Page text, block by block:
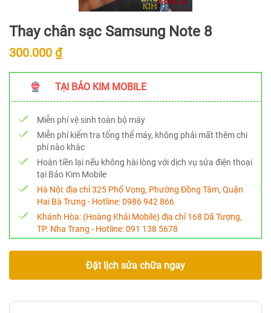
Thay chân sạc Samsung Note 8
300.000 ₫
TẠI BẢO KIM MOBILE
Miễn phí vệ sinh toàn bộ máy
Miễn phí kiểm tra tổng thể máy, không phải mất thêm chi
phí nào khác
Hoàn tiền lại nếu không hài lòng với dịch vụ sửa điện thoại
tại Bảo Kim Mobile
Hà Nội:địa chỉ 325 Phố Vọng, Phường Đồng Tâm, Quận
Hai Bà Trưng - Hotline:0986 942 866
Khánh Hòa: (Hoàng Khải Mobile) địa chỉ 168 Dã Tượng,
TP. Nha Trang - Hotline:091 138 5678
Đặt lịch sửa chữa ngay